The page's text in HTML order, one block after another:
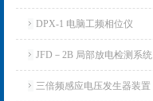
DPX-1 电脑工频相位仪
JFD－2B 局部放电检测系统
三倍频感应电压发生器装置